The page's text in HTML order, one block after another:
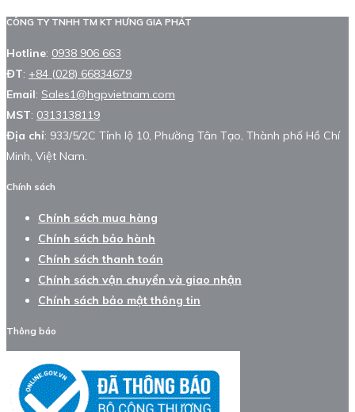
CÔNG TY TNHH TM KT HƯNG GIA PHÁT
Hotline: 0938 906 663
ĐT: +84 (028) 66834679
Email: Sales1@hgpvietnam.com
MST: 0313138119
Địa chỉ: 933/5/2C Tỉnh lộ 10, Phường Tân Tạo, Thành phố Hồ Chí
Minh, Việt Nam.
Chính sách
Chính sách mua hàng
Chính sách bảo hành
Chính sách thanh toán
Chính sách vận chuyển và giao nhận
Chính sách bảo mật thông tin
Thông báo